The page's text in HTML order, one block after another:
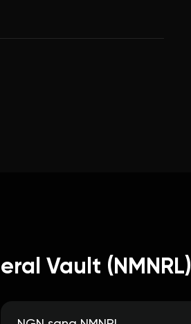
Vault (NMNRL)